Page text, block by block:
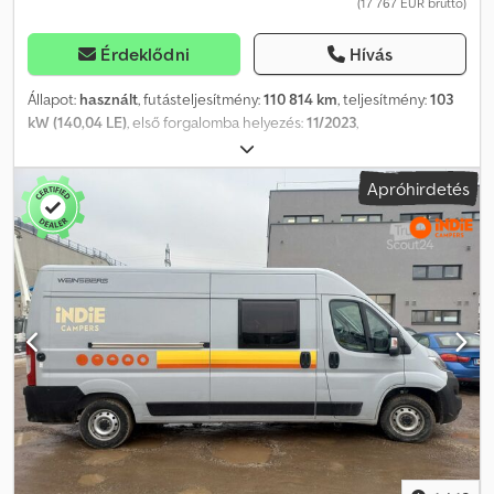
Érdeklődni Hívás
Állapot: használt, futásteljesítmény:110 814 km, teljesítmény:103
kW (140,04 LE) , első forgalomba helyezés:11/2023
, össztömeg:
(TÜV):11/2027, szín:fehér, hajtástípus:mechanikai, kibocsátási
osztály:Euro 6 , raktér hossza:3 449 mm,
rakodótér szélesség:
, raktérmagasság:1 757 mm,
Gyártási év:
ABS, elektronikus
stabilitásprogram (ESP), koromszűrő, központi zár,
légkondicionálás, volt balesete
, Kérjük, hívjon minket a
WhatsUp/Viber alkalmazáson keresztül is! E-mail: Cedpezri D Tsfx
Af Hjrf A jármű saját flottánkba tartozik, teljes körűen nyomon
követhető szerviztörténettel. Főbb felszerelések: Bluetooth,
multimédia rendszer, multifunkciós kormánykerék, elektromos
tükrök és ablakok stb. A képek alapján a motor meghibásodott, a
generátor tönkrement, és a karosszéria sérült. Különleges
felszereltség: Megerősített hátsó tengely (rugózás), teljes értékű
pótkerék (tartóval együtt). További felszereltség: Légzsák
Apróhirdetés